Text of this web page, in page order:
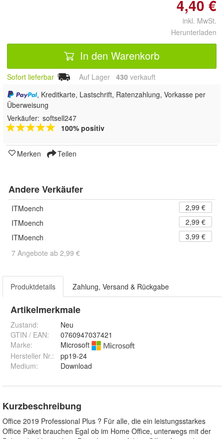
4,40 €
inkl. MwSt.
Herunterladen
In den Warenkorb
Sofort lieferbar Auf Lager 430 verkauft
, Kreditkarte, Lastschrift, Ratenzahlung, Vorkasse per
Überweisung
Verkäufer: softsell247
100% positiv
Merken Teilen
Andere Verkäufer
ITMoench
2,99 €
ITMoench
2,99 €
ITMoench
3,99 €
7 Angebote ab 2,99 €
Produktdetails Zahlung, Versand & Rückgabe
Artikelmerkmale
Zustand:
Neu
GTIN / EAN:
0760947037421
Marke:
Microsoft
Hersteller Nr.:
pp19-24
Medium: Download
Kurzbeschreibung
Office 2019 Professional Plus ? Für alle, die ein leistungsstarkes
Office Paket brauchen Egal ob im Home Office, unterwegs mit der